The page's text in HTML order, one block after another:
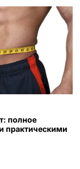
полное
практическими